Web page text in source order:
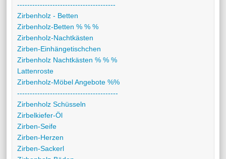
---------------------------------------
Zirbenholz - Betten
Zirbenholz-Betten % % %
Zirbenholz-Nachtkästen
Zirben-Einhängetischchen
Zirbenholz Nachtkästen % % %
Lattenroste
Zirbenholz-Möbel Angebote %%
----------------------------------------
Zirbenholz Schüsseln
Zirbelkiefer-Öl
Zirben-Seife
Zirben-Herzen
Zirben-Sackerl